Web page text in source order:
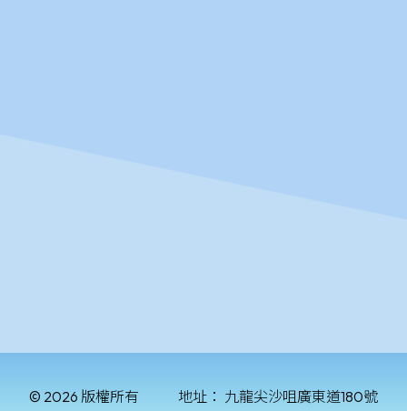
© 2026 版權所有 地址： 九龍尖沙咀廣東道180號